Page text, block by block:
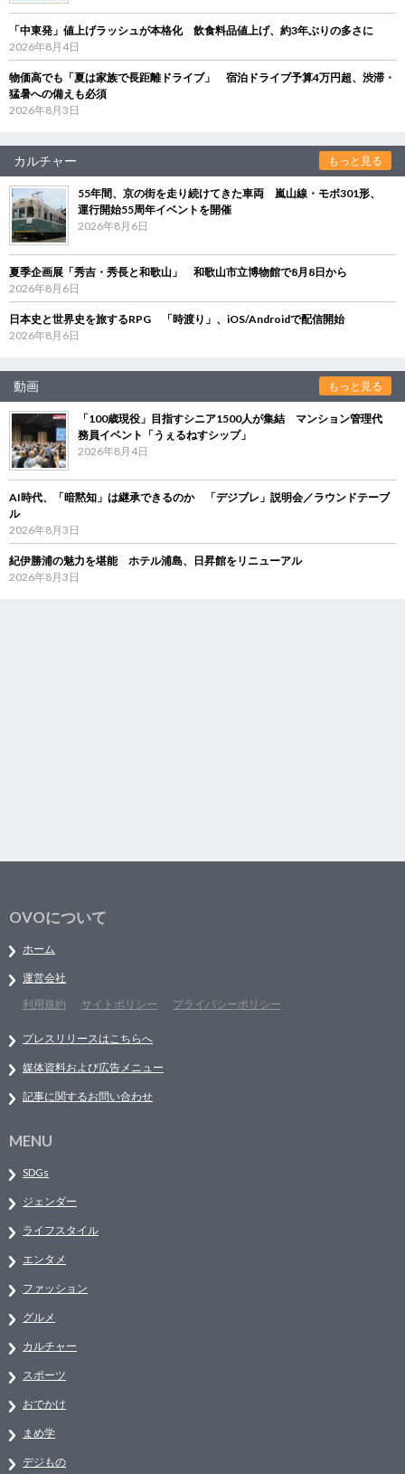
「中東発」値上げラッシュが本格化 飲食料品値上げ、約3年ぶりの多さに
2026年8月4日
物価高でも「夏は家族で長距離ドライブ」 宿泊ドライブ予算4万円超、渋滞・
猛暑への備えも必須
2026年8月3日
カルチャー もっと見る
55年間、京の街を走り続けてきた車両 嵐山線・モボ301形、
運行開始55周年イベントを開催
2026年8月6日
夏季企画展「秀吉・秀長と和歌山」 和歌山市立博物館で8月8日から
2026年8月6日
日本史と世界史を旅するRPG 「時渡り」、iOS/Androidで配信開始
2026年8月6日
動画 もっと見る
「100歳現役」目指すシニア1500人が集結 マンション管理代
務員イベント「うぇるねすシップ」
2026年8月4日
AI時代、「暗黙知」は継承できるのか 「デジブレ」説明会／ラウンドテーブ
ル
2026年8月3日
紀伊勝浦の魅力を堪能 ホテル浦島、日昇館をリニューアル
2026年8月3日
OVOについて
ホーム
運営会社
利用規約
サイトポリシー プライバシーポリシー
プレスリリースはこちらへ
媒体資料および広告メニュー
記事に関するお問い合わせ
MENU
SDGs
ジェンダー
ライフスタイル
エンタメ
ファッション
グルメ
カルチャー
スポーツ
おでかけ
まめ学
デジもの